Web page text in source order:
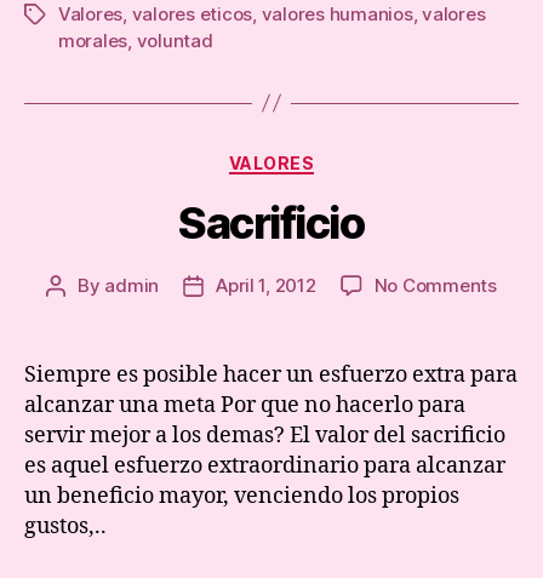
TagsValores valores eticos valores humanios,valores
morales voluntad
Categories
VALORES
Sacrificio
Post
By admin
PostApril 1, 2012 No Commentson
Siempre es posible hacer un esfuerzo extra para
alcanzar una meta Por que no hacerlo para
servir mejor a los demas? El valor del sacrificio
es aquel esfuerzo extraordinario para alcanzar
un beneficio mayor, venciendo los propios
gustos,..